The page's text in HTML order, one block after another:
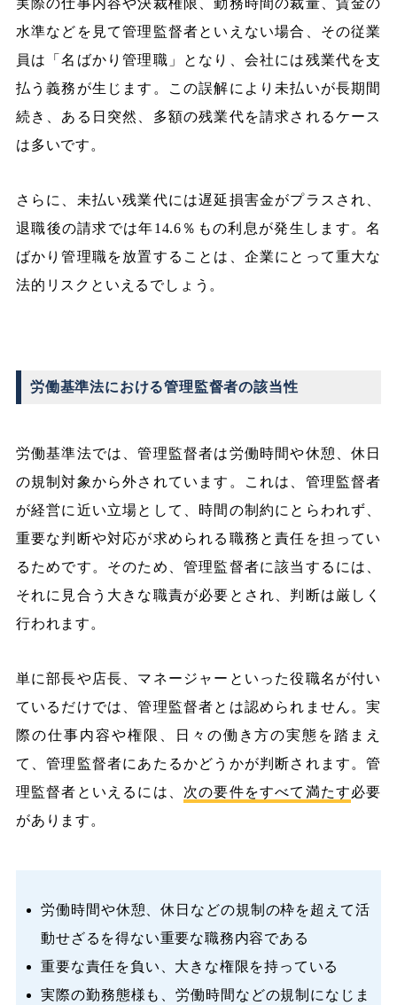
実際の仕事内容や決裁権限、勤務時間の裁量、賃金の
水準などを見て管理監督者といえない場合、その従業
員は「名ばかり管理職」となり、会社には残業代を支
払う義務が生じます。この誤解により未払いが長期間
続き、ある日突然、多額の残業代を請求されるケース
は多いです。
さらに、未払い残業代には遅延損害金がプラスされ、
退職後の請求では年14.6％もの利息が発生します。名
ばかり管理職を放置することは、企業にとって重大な
法的リスクといえるでしょう。
労働基準法における管理監督者の該当性
労働基準法では、管理監督者は労働時間や休憩、休日
の規制対象から外されています。これは、管理監督者
が経営に近い立場として、時間の制約にとらわれず、
重要な判断や対応が求められる職務と責任を担ってい
るためです。そのため、管理監督者に該当するには、
それに見合う大きな職責が必要とされ、判断は厳しく
行われます。
単に部長や店長、マネージャーといった役職名が付い
ているだけでは、管理監督者とは認められません。実
際の仕事内容や権限、日々の働き方の実態を踏まえ
て、管理監督者にあたるかどうかが判断されます。管
理監督者といえるには、 次の要件をすべて満たす必要
があります。
労働時間や休憩、休日などの規制の枠を超えて活
動せざるを得ない重要な職務内容である
重要な責任を負い、大きな権限を持っている
実際の勤務態様も、労働時間などの規制になじま